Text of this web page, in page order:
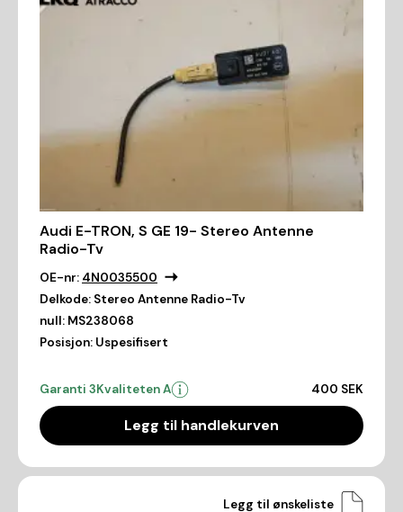
Audi E-TRON, S GE 19- Stereo Antenne
Radio-Tv
OE-nr: 4N0035500
Delkode: Stereo Antenne Radio-Tv
null: MS238068
Posisjon: Uspesifisert
Garanti 3Kvaliteten A 400 SEK
Legg til handlekurven
Legg til ønskeliste